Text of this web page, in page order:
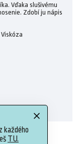
každého
TU.
Vďaka slušivému
Zdobí ju nápis